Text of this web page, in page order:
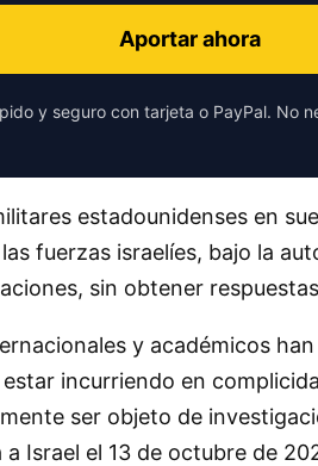
Aportar ahora
y seguro con tarjeta o PayPal. No
estadounidenses en
fuerzas israelíes, bajo la
sin obtener
y académicos
incurriendo en
ser objeto de
Israel el 13 de octubre de